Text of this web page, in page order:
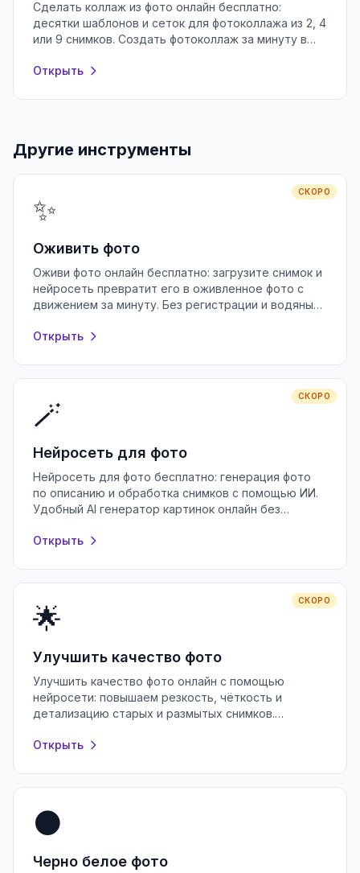
Сделать коллаж из фото онлайн бесплатно:
десятки шаблонов и сеток для фотоколлажа из 2, 4
или 9 снимков. Создать фотоколлаж за минуту в
Открыть
Другие инструменты
СКОРО
✨
Оживить фото
Оживи фото онлайн бесплатно: загрузите снимок и
нейросеть превратит его в оживленное фото с
движением за минуту. Без регистрации и водяных
Открыть
СКОРО
🪄
Нейросеть для фото
Нейросеть для фото бесплатно: генерация фото
по описанию и обработка снимков с помощью ИИ.
Удобный AI генератор картинок онлайн без
Открыть
СКОРО
🌟
Улучшить качество фото
Улучшить качество фото онлайн с помощью
нейросети: повышаем резкость, чёткость и
детализацию старых и размытых снимков.
Открыть
⚫
Черно белое фото